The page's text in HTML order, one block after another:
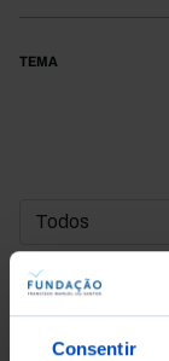
Consentir
TEMA
DATA DE INÍCIO
DATA DE FIM